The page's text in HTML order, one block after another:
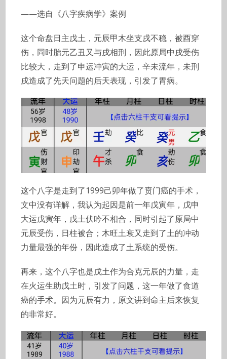
——选自《八字疾病学》案例
这个命盘日主戊土，元辰甲木坐支戌不稳，被酉穿
伤，同时胎元乙丑又与戌相刑，因此原局中戌受伤
比较大，走到了申运冲寅的大运，辛未流年，未刑
戌造成了先天问题的后天表现，引发了胃病。
这个八字是走到了1999己卯年做了贲门癌的手术，
文中没有详解，我认为起因是前一年戊寅年，戊申
大运戊寅年，戊土伏吟不相合，同时引起了原局中
元辰受伤，日柱被合；木旺土衰又走到了土的冲动
力量最强的年份，因此造成了土系统的受伤。
再来，这个八字也是戊土作为合克元辰的力量，走
在火运生助戊土时，引发了问题，这一年做了食道
癌的手术。因为元辰有力，原文讲到命主后来恢复
的非常好。